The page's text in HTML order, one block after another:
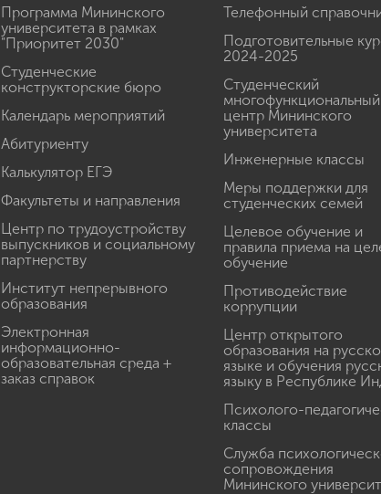
Программа Мининского
университета в рамках
"Приоритет 2030"
Студенческие
конструкторские бюро
Календарь мероприятий
Абитуриенту
Калькулятор ЕГЭ
Факультеты и направления
Центр по трудоустройству
выпускников и социальному
партнерству
Институт непрерывного
образования
Электронная
информационно-
образовательная среда +
заказ справок
Телефонный
Подготовительные
2024-2025
Студенческий
многофункциональный
центр Мининского
университета
Инженерные классы
Меры поддержки для
студенческих семей
Целевое обучение и
правила приема на
обучение
Противодействие
коррупции
Центр открытого
образования на
языке и обучения
языку в Республике
Психолого-
классы
Служба
сопровождения
Мининского